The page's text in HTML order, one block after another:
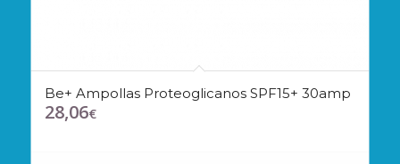
Be+ Ampollas Proteoglicanos SPF15+ 30amp
28,06€